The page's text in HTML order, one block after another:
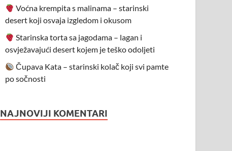
Voćna krempita s malinama – starinski
desert koji osvaja izgledom i okusom
Starinska torta sa jagodama – lagan i
osvježavajući desert kojem je teško odoljeti
Čupava Kata – starinski kolač koji svi pamte
po sočnosti
NAJNOVIJI KOMENTARI